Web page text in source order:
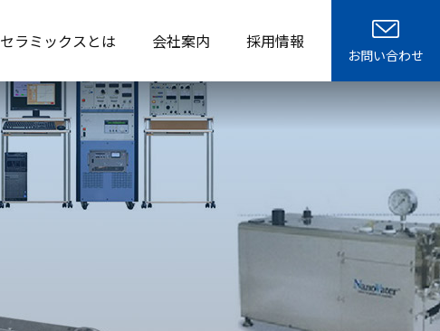
セラミックスとは 会社案内 採用情報
お問い合わせ